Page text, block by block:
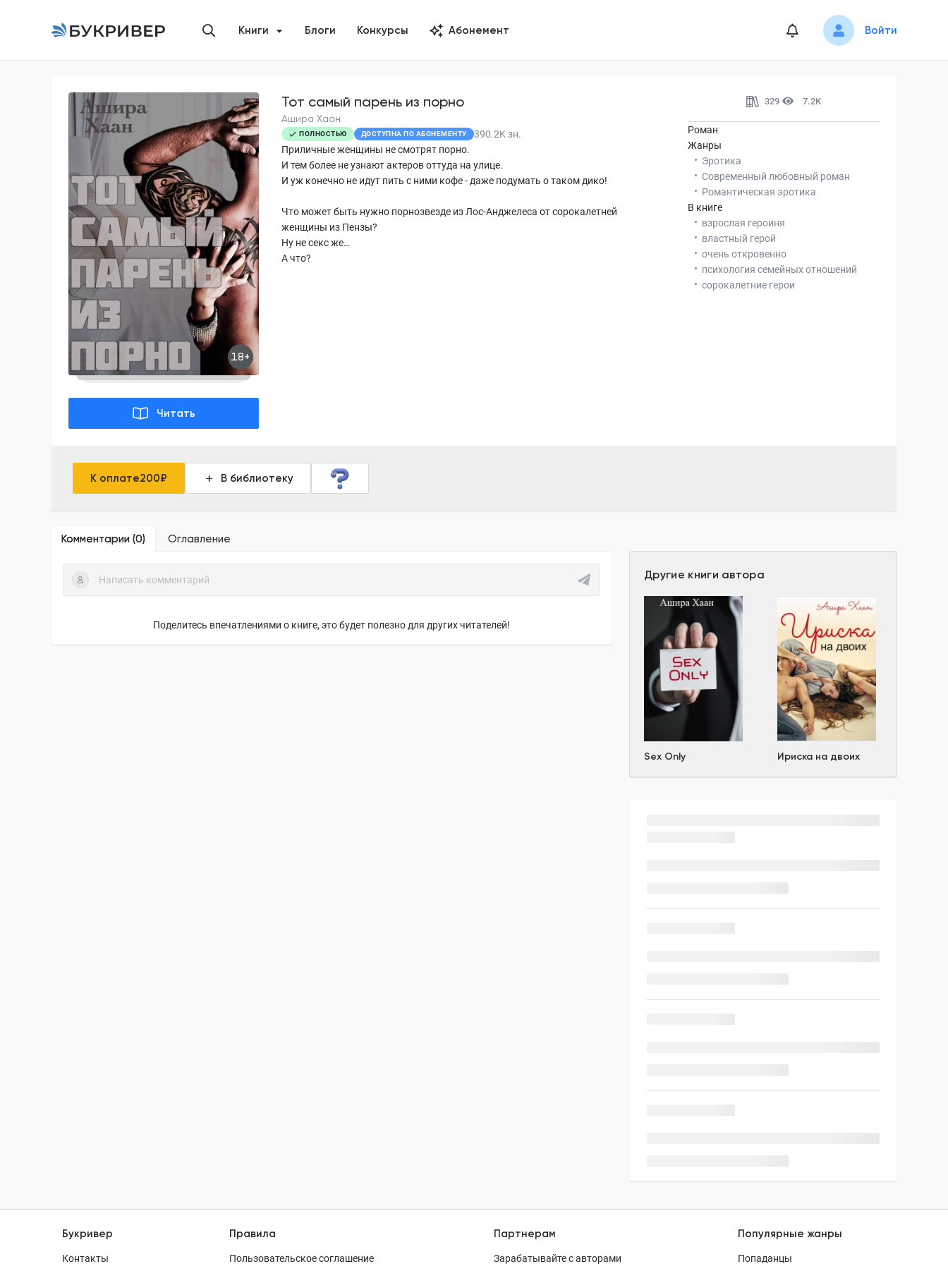
Книги Блоги Конкурсы Абонемент Войти
18+
Читать
Тот самый парень из порно
Ашира Хаан
ПОЛНОСТЬЮ ДОСТУПНА ПО АБОНЕМЕНТУ 390.2K зн.
Приличные женщины не смотрят порно.
И тем более не узнают актеров оттуда на улице.
И уж конечно не идут пить с ними кофе - даже подумать о таком дико!
Что может быть нужно порнозвезде из Лос-Анджелеса от сорокалетней
женщины из Пензы?
Ну не секс же…
А что?
329 7.2K
Роман
Жанры
Эротика
Современный любовный роман
Романтическая эротика
В книге
взрослая героиня
властный герой
очень откровенно
психология семейных отношений
сорокалетние герои
К оплате200₽ В библиотеку
Комментарии (0) Оглавление
Поделитесь впечатлениями о книге, это будет полезно для других читателей!
Другие книги автора
Sex Only Ириска на двоих
Букривер
Контакты
Правила
Пользовательское соглашение
Партнерам
Зарабатывайте с авторами
Популярные жанры
Попаданцы